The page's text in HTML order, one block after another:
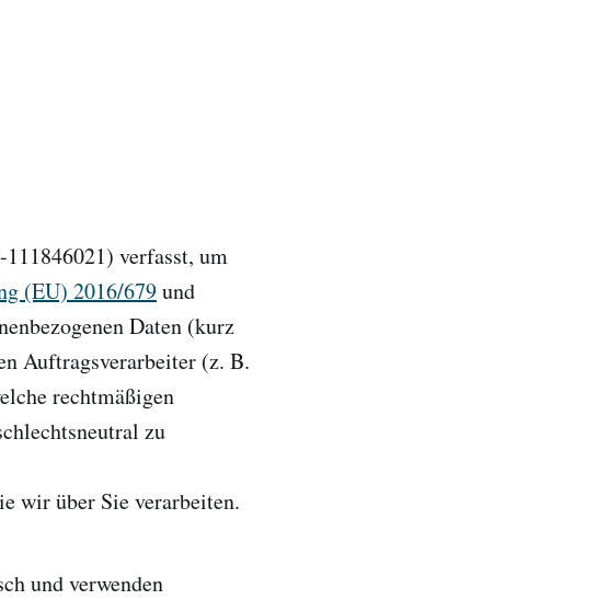
verfasst, um
(EU) 2016/679und
Daten (kurz
Auftragsverarbeiter (z. B.
rechtmäßigen
zu
wir über Sie verarbeiten.
und verwenden